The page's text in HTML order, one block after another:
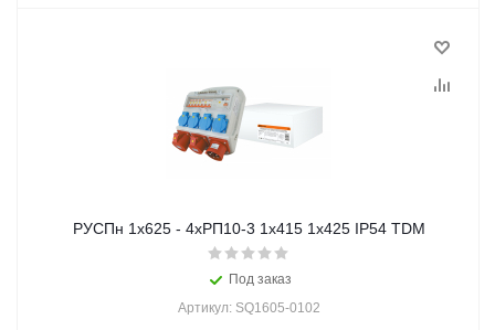
РУСПн 1х625 - 4хРП10-3 1х415 1х425 IP54 TDM
Под заказ
Артикул: SQ1605-0102